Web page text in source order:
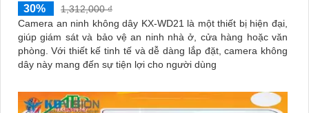
30%
1,312,000 ₫
Camera an ninh không dây KX-WD21 là một thiết bị hiện đại,
giúp giám sát và bảo vệ an ninh nhà ở, cửa hàng hoặc văn
phòng. Với thiết kế tinh tế và dễ dàng lắp đặt, camera không
dây này mang đến sự tiện lợi cho người dùng